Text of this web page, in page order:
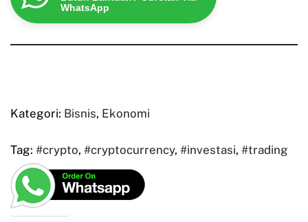
WhatsApp
Kategori: Bisnis, Ekonomi
Tag: #crypto, #cryptocurrency, #investasi, #trading